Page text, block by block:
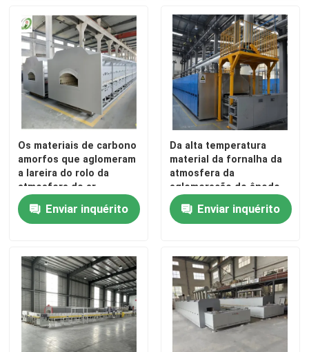
Sobre nós
Excursão da fábrica
Controle da qualidade
Notícia
Casos
Peça umas citações
fornalha de lareira do rolo
Forno Empurrador
Os materiais de carbono
amorfos que aglomeram
a lareira do rolo da
atmosfera do ar
estufam inteligente
totalmente automático
Enviar inquérito
Da alta temperatura
material da fornalha da
atmosfera da
aglomeração do ânodo
da grafite inteligente
totalmente automático
Enviar inquérito